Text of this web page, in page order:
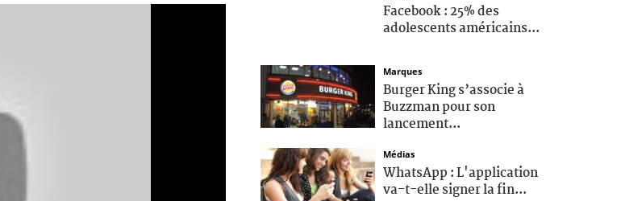
Facebook : 25% des
adolescents américains...
Marques
Burger King s’associe à
Buzzman pour son
lancement...
Médias
WhatsApp : L'application
va-t-elle signer la fin...